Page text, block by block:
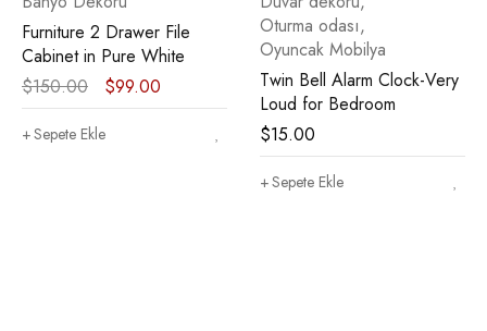
Furniture 2 Drawer File
Cabinet in Pure White
$150.00 $99.00
Sepete Ekle
Oturma odası,
Oyuncak Mobilya
Twin Bell Alarm Clock-Very
Loud for Bedroom
$15.00
Sepete Ekle